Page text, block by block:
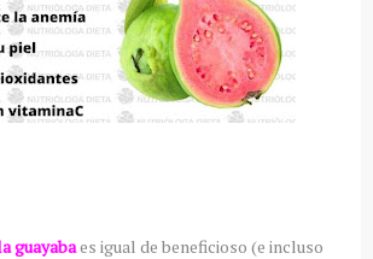
guayabaes igual de beneficioso (e incluso